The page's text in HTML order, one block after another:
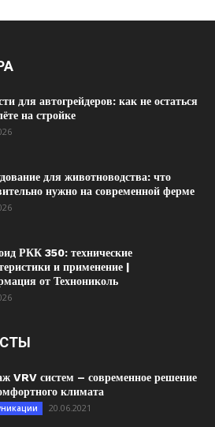
для автогрейдеров: как не остаться
на стройке
для животноводства: что
нужно на современной ферме
РКК 350: технические
и применение |
от Технониколь
VRV систем – современное решение
климата
20.06.2021